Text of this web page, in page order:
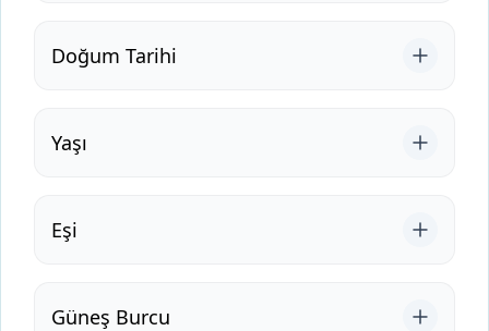
Doğum Tarihi
Yaşı
Eşi
Güneş Burcu